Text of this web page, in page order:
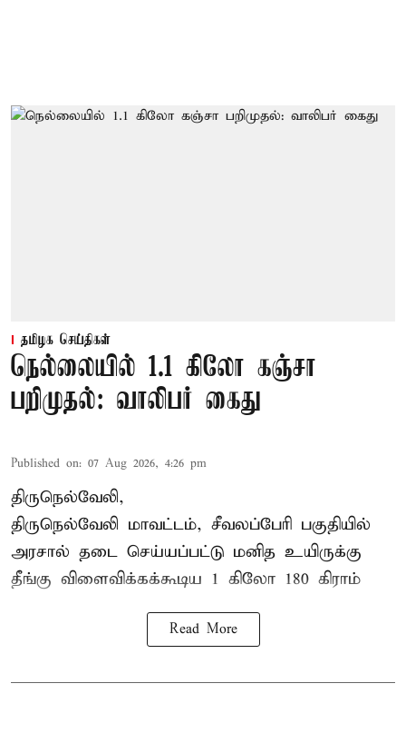
தமிழக செய்திகள்
நெல்லையில் 1.1 கிலோ கஞ்சா
பறிமுதல்: வாலிபர் கைது
Published on: 07 Aug 2026, 4:26 pm
திருநெல்வேலி,
திருநெல்வேலி மாவட்டம், சீவலப்பேரி பகுதியில்
அரசால் தடை செய்யப்பட்டு மனித உயிருக்கு
தீங்கு விளைவிக்கக்கூடிய 1 கிலோ 180 கிராம்
Read More